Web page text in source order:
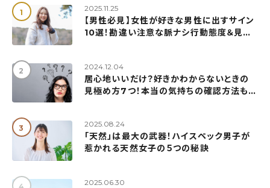
2025.11.25
【男性必見】女性が好きな男性に出すサイン
10選！勘違い注意な脈ナシ行動態度＆見極
2024.12.04
居心地いいだけ？好きかわからないときの
見極め方7つ！本当の気持ちの確認方法も紹
2025.08.24
「天然」は最大の武器！ハイスペック男子が
惹かれる天然女子の５つの秘訣
2025.06.30